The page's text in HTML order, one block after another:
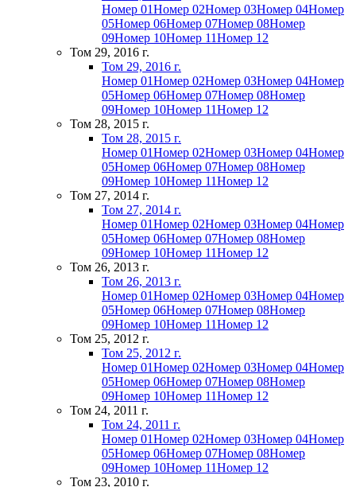
Номер 01Номер 02Номер 03Номер 04Номер
05Номер 06Номер 07Номер 08Номер
09Номер 10Номер 11Номер 12
Том 29, 2016 г.
Том 29, 2016 г.
Номер 01Номер 02Номер 03Номер 04Номер
05Номер 06Номер 07Номер 08Номер
09Номер 10Номер 11Номер 12
Том 28, 2015 г.
Том 28, 2015 г.
Номер 01Номер 02Номер 03Номер 04Номер
05Номер 06Номер 07Номер 08Номер
09Номер 10Номер 11Номер 12
Том 27, 2014 г.
Том 27, 2014 г.
Номер 01Номер 02Номер 03Номер 04Номер
05Номер 06Номер 07Номер 08Номер
09Номер 10Номер 11Номер 12
Том 26, 2013 г.
Том 26, 2013 г.
Номер 01Номер 02Номер 03Номер 04Номер
05Номер 06Номер 07Номер 08Номер
09Номер 10Номер 11Номер 12
Том 25, 2012 г.
Том 25, 2012 г.
Номер 01Номер 02Номер 03Номер 04Номер
05Номер 06Номер 07Номер 08Номер
09Номер 10Номер 11Номер 12
Том 24, 2011 г.
Том 24, 2011 г.
Номер 01Номер 02Номер 03Номер 04Номер
05Номер 06Номер 07Номер 08Номер
09Номер 10Номер 11Номер 12
Том 23, 2010 г.